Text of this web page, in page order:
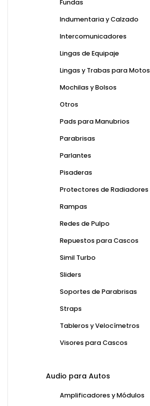
Fundas
Indumentaria y Calzado
Intercomunicadores
Lingas de Equipaje
Lingas y Trabas para Motos
Mochilas y Bolsos
Otros
Pads para Manubrios
Parabrisas
Parlantes
Pisaderas
Protectores de Radiadores
Rampas
Redes de Pulpo
Repuestos para Cascos
Simil Turbo
Sliders
Soportes de Parabrisas
Straps
Tableros y Velocímetros
Visores para Cascos
Audio para Autos
Amplificadores y Módulos